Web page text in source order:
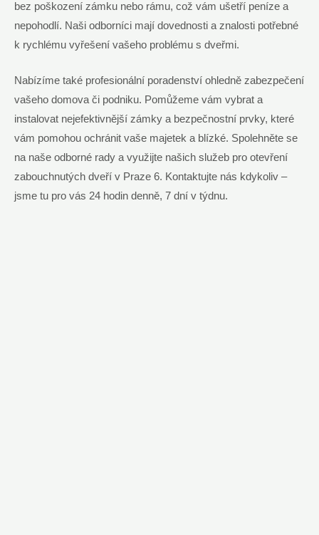
bez poškození zámku nebo rámu, což vám ušetří peníze a
nepohodlí. Naši odborníci mají dovednosti a znalosti potřebné
k rychlému vyřešení vašeho problému s dveřmi.
Nabízíme také profesionální poradenství ohledně zabezpečení
vašeho domova či podniku. Pomůžeme vám vybrat a
instalovat nejefektivnější zámky a bezpečnostní prvky, které
vám pomohou ochránit vaše majetek a blízké. Spolehněte se
na naše odborné rady a využijte našich služeb pro otevření
zabouchnutých dveří v Praze 6. Kontaktujte nás kdykoliv –
jsme tu pro vás 24 hodin denně, 7 dní v týdnu.